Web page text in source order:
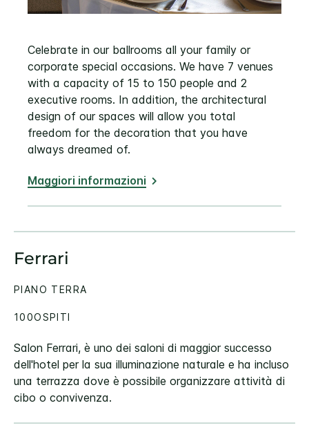
Celebrate in our ballrooms all your family or
corporate special occasions. We have 7 venues
with a capacity of 15 to 150 people and 2
executive rooms. In addition, the architectural
design of our spaces will allow you total
freedom for the decoration that you have
always dreamed of.
Maggiori informazioni
Ferrari
Salon Ferrari, è uno dei saloni di maggior successo
dell'hotel per la sua illuminazione naturale e ha incluso
una terrazza dove è possibile organizzare attività di
cibo o convivenza.
PIANO TERRA
100OSPITI